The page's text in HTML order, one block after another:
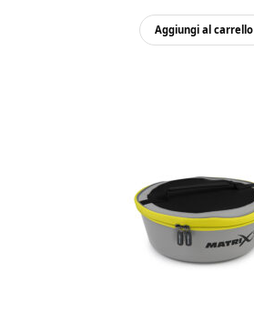
Aggiungi al carrello